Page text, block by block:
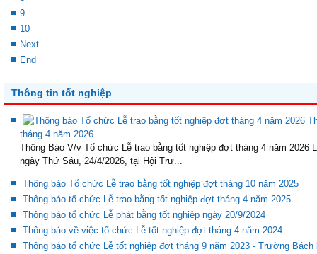
9
10
Next
End
Thông tin tốt nghiệp
tháng 4 năm 2026
Thông Báo V/v Tổ chức Lễ trao bằng tốt nghiệp đợt tháng 4 năm
ngày Thứ Sáu, 24/4/2026, tại Hội Trư...
Thông báo Tổ chức Lễ trao bằng tốt nghiệp đợt tháng 10 năm 2025
Thông báo tổ chức Lễ trao bằng tốt nghiệp đợt tháng 4 năm 2025
Thông báo tổ chức Lễ phát bằng tốt nghiệp ngày 20/9/2024
Thông báo về việc tổ chức Lễ tốt nghiệp đợt tháng 4 năm 2024
Thông báo tổ chức Lễ tốt nghiệp đợt tháng 9 năm 2023 - Trường Bách